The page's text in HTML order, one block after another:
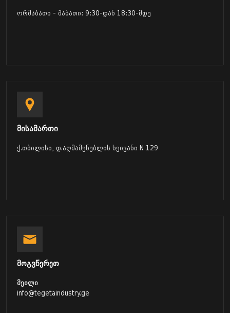
ორშაბათი - შაბათი: 9:30-დან 18:30-მდე
მისამართი
ქ.თბილისი, დ.აღმაშენებლის ხეივანი N 129
მოგვწერეთ
მეილი
info@tegetaindustry.ge